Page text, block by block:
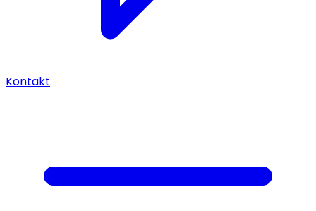
Kontakt